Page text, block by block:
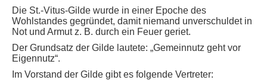
Die St.-Vitus-Gilde wurde in einer Epoche des
Wohlstandes gegründet, damit niemand unverschuldet in
Not und Armut z. B. durch ein Feuer geriet.
Der Grundsatz der Gilde lautete: „Gemeinnutz geht vor
Eigennutz“.
Im Vorstand der Gilde gibt es folgende Vertreter: